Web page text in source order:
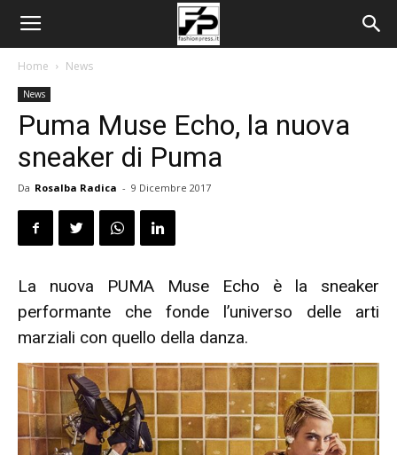
Home News
News
Puma Muse Echo, la nuova
sneaker di Puma
Da Rosalba Radica - 9 Dicembre 2017
La nuova PUMA Muse Echo è la sneaker
performante che fonde l’universo delle arti
marziali con quello della danza.